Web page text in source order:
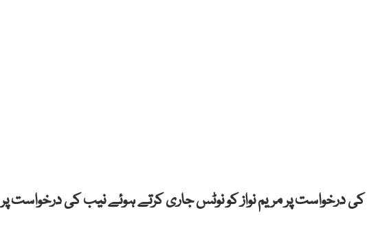
کیدرخواستپرمریمنوازکونوٹسجاریکرتے ہوئےنیبکیدرخواستپر